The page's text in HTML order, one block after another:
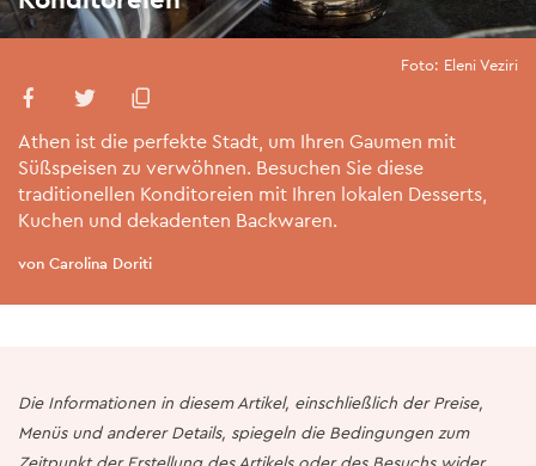
Foto: Eleni Veziri
Athen ist die perfekte Stadt, um Ihren Gaumen mit
Süßspeisen zu verwöhnen. Besuchen Sie diese
traditionellen Konditoreien mit Ihren lokalen Desserts,
Kuchen und dekadenten Backwaren.
von Carolina Doriti
Die Informationen in diesem Artikel, einschließlich der Preise,
Menüs und anderer Details, spiegeln die Bedingungen zum